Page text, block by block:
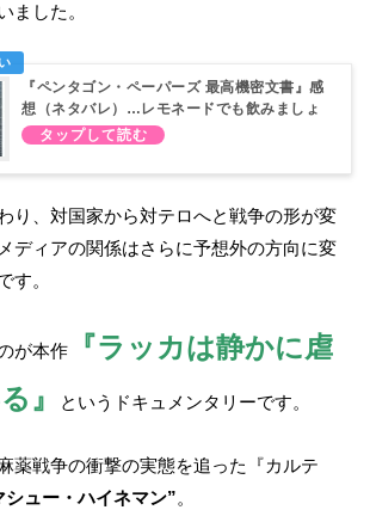
ました。
『ペンタゴン・ペーパーズ 最高機密文書』感
想（ネタバレ）…レモネードでも飲みましょ
う
り、対国家から対テロへと戦争の形が変
ディアの関係はさらに予想外の方向に変
す。
が本作
『ラッカは静かに虐
』
というドキュメンタリーです。
薬戦争の衝撃の実態を追った『カルテ
シュー・ハイネマン”。